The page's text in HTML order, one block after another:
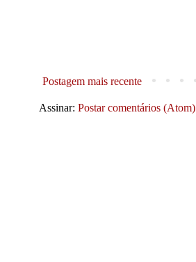
Postagem mais recente
Assinar: Postar comentários (Atom)